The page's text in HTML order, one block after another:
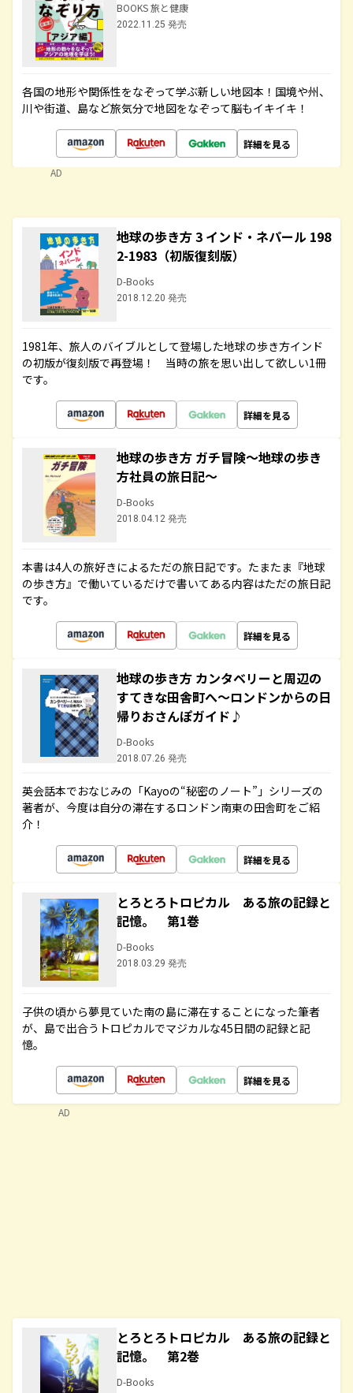
BOOKS 旅と健康
2022.11.25 発売
各国の地形や関係性をなぞって学ぶ新しい地図本！国境や州、
川や街道、島など旅気分で地図をなぞって脳もイキイキ！
詳細を見る
AD
地球の歩き方 3 インド・ネパール 198
2-1983（初版復刻版）
D-Books
2018.12.20 発売
1981年、旅人のバイブルとして登場した地球の歩き方インド
の初版が復刻版で再登場！ 当時の旅を思い出して欲しい1冊
です。
詳細を見る
地球の歩き方 ガチ冒険～地球の歩き
方社員の旅日記～
D-Books
2018.04.12 発売
本書は4人の旅好きによるただの旅日記です。たまたま『地球
の歩き方』で働いているだけで書いてある内容はただの旅日記
です。
詳細を見る
地球の歩き方 カンタベリーと周辺の
すてきな田舎町へ～ロンドンからの日
帰りおさんぽガイド♪
D-Books
2018.07.26 発売
英会話本でおなじみの「Kayoの“秘密のノート”」シリーズの
著者が、今度は自分の滞在するロンドン南東の田舎町をご紹
介！
詳細を見る
とろとろトロピカル ある旅の記録と
記憶。 第1巻
D-Books
2018.03.29 発売
子供の頃から夢見ていた南の島に滞在することになった筆者
が、島で出合うトロピカルでマジカルな45日間の記録と記
憶。
詳細を見る
とろとろトロピカル ある旅の記録と
記憶。 第2巻
D-Books
AD